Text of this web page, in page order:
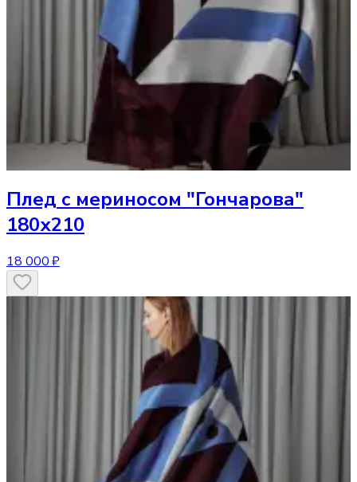
Плед с мериносом "Гончарова"
180х210
18 000 ₽